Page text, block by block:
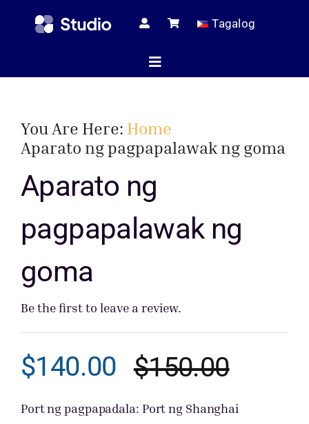
Tagalog
Toggle
Lahat ng
You Are Here: Home
Aparato ng pagpapalawak ng goma
Aparato ng
pagpapalawak ng
goma
Be the first to leave a review.
$150.00
price
$140.00
price
Port ng pagpapadala: Port ng Shanghai